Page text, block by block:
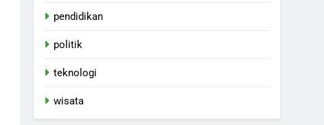
pendidikan
politik
teknologi
wisata